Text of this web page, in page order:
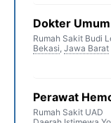
Dokter
Rumah Sakit Budi
Bekasi, Jawa Barat
Perawat
Rumah Sakit UAD